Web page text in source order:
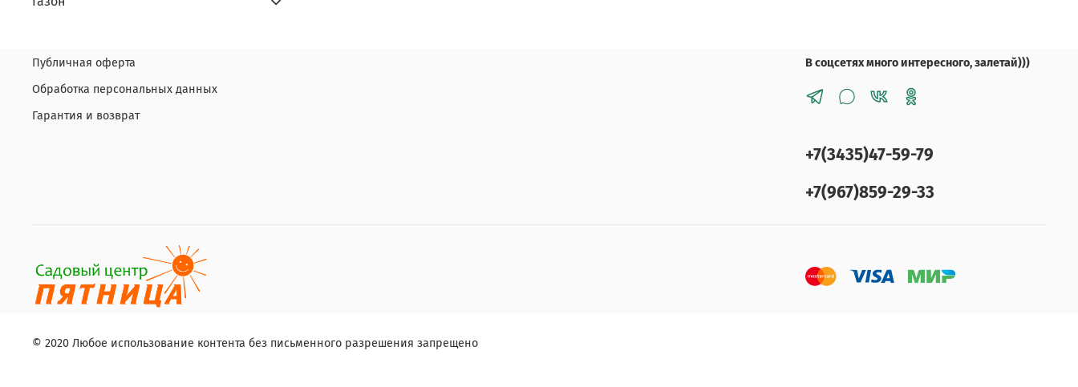
Публичная оферта
Обработка персональных данных
Гарантия и возврат
В соцсетях много интересного, залетай)))
+7(3435)47-59-79
+7(967)859-29-33
© 2020 Любое использование контента без письменного разрешения запрещено